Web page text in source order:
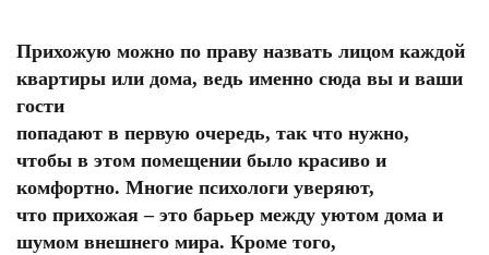
Прихожую можно по праву назвать лицом каждой
квартиры или дома, ведь именно сюда вы и ваши
гости
попадают в первую очередь, так что нужно,
чтобы в этом помещении было красиво и
комфортно. Многие психологи уверяют,
что прихожая – это барьер между уютом дома и
шумом внешнего мира. Кроме того,